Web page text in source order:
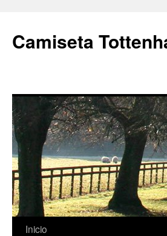
Camiseta
Saltar
Inicio